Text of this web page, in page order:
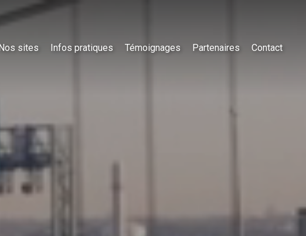
sites Infos pratiques Témoignages Partenaires Contact